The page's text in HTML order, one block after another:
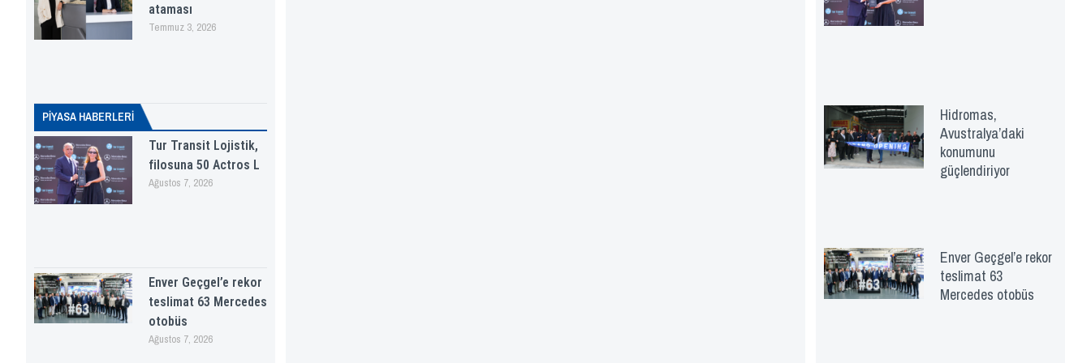
ataması
Temmuz 3, 2026
PİYASA HABERLERI
Tur Transit Lojistik,
filosuna 50 Actros L
Ağustos 7, 2026
Enver Geçgel’e rekor
teslimat 63 Mercedes
otobüs
Ağustos 7, 2026
Hidromas,
Avustralya’daki
konumunu
güçlendiriyor
Enver Geçgel’e rekor
teslimat 63
Mercedes otobüs